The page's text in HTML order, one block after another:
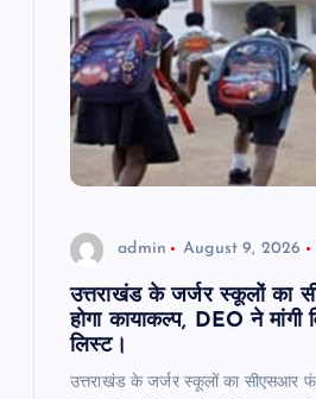
admin August 9, 2026
उत्तराखंड के जर्जर स्कूलों का
होगा कायाकल्प, DEO ने मांगी
लिस्ट।
उत्तराखंड के जर्जर स्कूलों का सीएसआर